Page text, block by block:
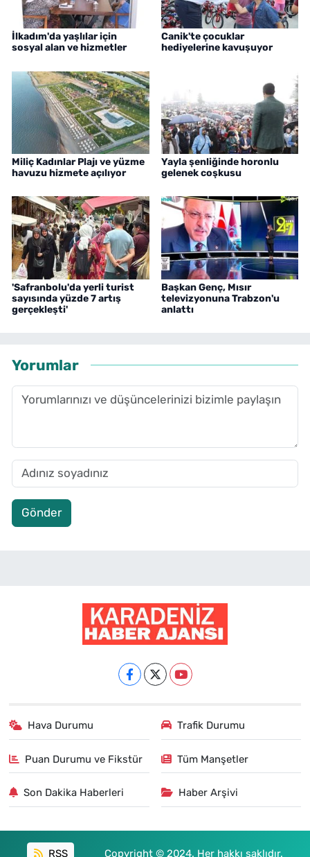
İlkadım'da yaşlılar için
sosyal alan ve hizmetler
Canik'te çocuklar
hediyelerine kavuşuyor
Miliç Kadınlar Plajı ve yüzme
havuzu hizmete açılıyor
Yayla şenliğinde horonlu
gelenek coşkusu
'Safranbolu'da yerli turist
sayısında yüzde 7 artış
gerçekleşti'
Başkan Genç, Mısır
televizyonuna Trabzon'u
anlattı
Yorumlar
Gönder
Hava Durumu Trafik Durumu
Puan Durumu ve Fikstür Tüm Manşetler
Son Dakika Haberleri Haber Arşivi
RSS Copyright © 2024. Her hakkı saklıdır.